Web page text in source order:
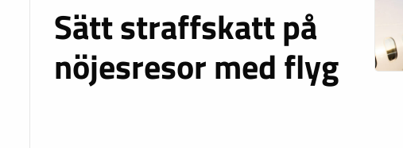
Sätt straffskatt på
nöjesresor med flyg